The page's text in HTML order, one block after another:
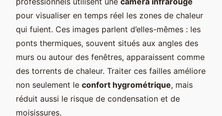
pour visualiser en temps réel les zones de chaleur
qui fuient. Ces images parlent d’elles-mêmes : les
ponts thermiques, souvent situés aux angles des
murs ou autour des fenêtres, apparaissent comme
des torrents de chaleur. Traiter ces failles améliore
non seulement le confort hygrométrique, mais
réduit aussi le risque de condensation et de
moisissures.